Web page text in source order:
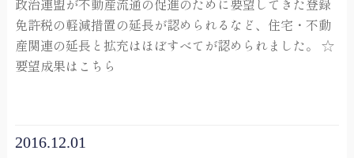
免許税の軽減措置の延長が認められるなど、住宅・不動
産関連の延長と拡充はほぼすべてが認められました。 ☆
要望成果はこちら
2016.12.01